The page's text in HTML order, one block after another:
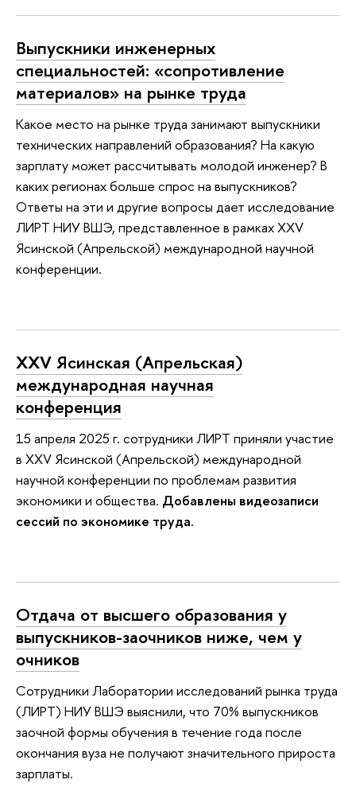
Выпускники инженерных
специальностей: «сопротивление
материалов» на рынке труда
Какое место на рынке труда занимают выпускники
технических направлений образования? На какую
зарплату может рассчитывать молодой инженер? В
каких регионах больше спрос на выпускников?
Ответы на эти и другие вопросы дает исследование
ЛИРТ НИУ ВШЭ, представленное в рамках XXV
Ясинской (Апрельской) международной научной
конференции.
XXV Ясинская (Апрельская)
международная научная
конференция
15 апреля 2025 г. сотрудники ЛИРТ приняли участие
в XXV Ясинской (Апрельской) международной
научной конференции по проблемам развития
экономики и общества. Добавлены видеозаписи
сессий по экономике труда.
Отдача от высшего образования у
выпускников-заочников ниже, чем у
очников
Сотрудники Лаборатории исследований рынка труда
(ЛИРТ) НИУ ВШЭ выяснили, что 70% выпускников
заочной формы обучения в течение года после
окончания вуза не получают значительного прироста
зарплаты.